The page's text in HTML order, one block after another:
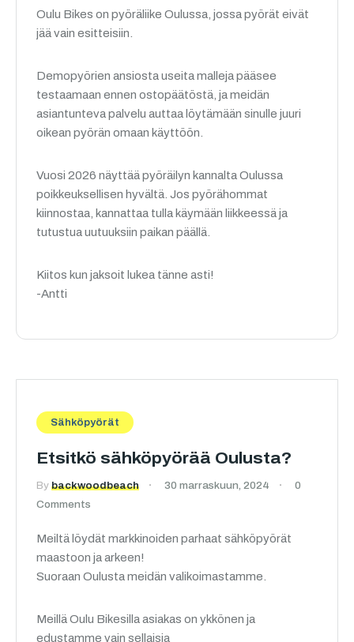
Oulu Bikes on pyöräliike Oulussa, jossa pyörät eivät
jää vain esitteisiin.
Demopyörien ansiosta useita malleja pääsee
testaamaan ennen ostopäätöstä, ja meidän
asiantunteva palvelu auttaa löytämään sinulle juuri
oikean pyörän omaan käyttöön.
Vuosi 2026 näyttää pyöräilyn kannalta Oulussa
poikkeuksellisen hyvältä. Jos pyörähommat
kiinnostaa, kannattaa tulla käymään liikkeessä ja
tutustua uutuuksiin paikan päällä.
Kiitos kun jaksoit lukea tänne asti!
-Antti
Sähköpyörät
Etsitkö sähköpyörää Oulusta?
By backwoodbeach 30 marraskuun, 2024
0
Comments
Meiltä löydät markkinoiden parhaat sähköpyörät
maastoon ja arkeen!
Suoraan Oulusta meidän valikoimastamme.
Meillä Oulu Bikesilla asiakas on ykkönen ja
edustamme vain sellaisia